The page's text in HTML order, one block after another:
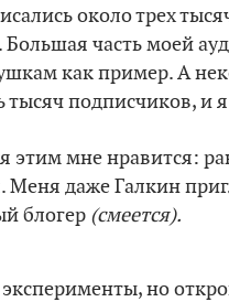
около трех
Большая часть моей
как пример. А
тысяч подписчиков, и
этим мне нравится:
Меня даже Галкин
блогер (смеется).
но